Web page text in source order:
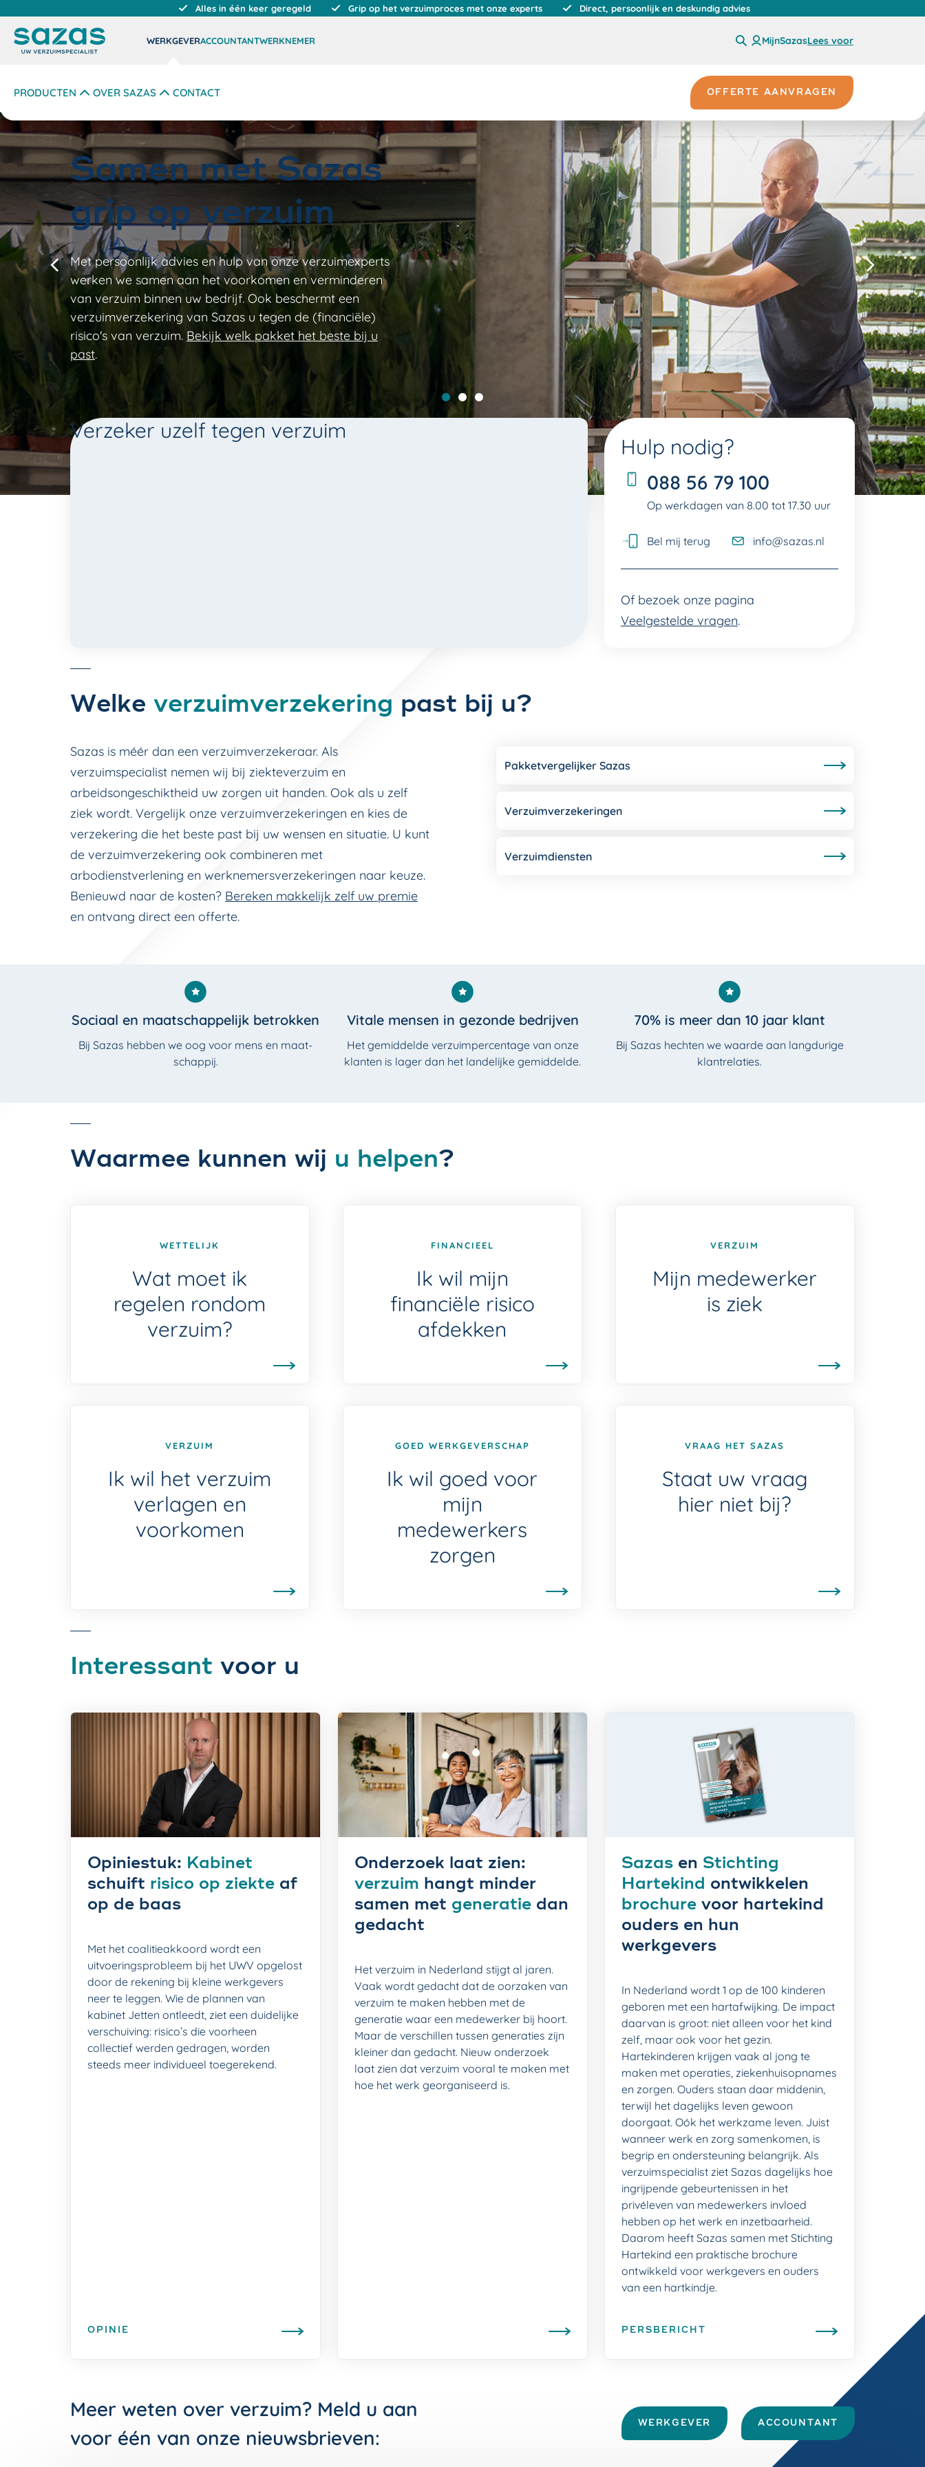
Alles in één keer geregeld Grip op het verzuimproces met onze experts Direct, persoonlijk en deskundig advies
WERKGEVERACCOUNTANTWERKNEMER MijnSazasLees voor
PRODUCTEN OVER SAZAS CONTACT OFFERTE AANVRAGEN
Samen met Sazas
grip op verzuim
Met persoonlijk advies en hulp van onze verzuimexperts
werken we samen aan het voorkomen en verminderen
van verzuim binnen uw bedrijf. Ook beschermt een
verzuimverzekering van Sazas u tegen de (financiële)
risico's van verzuim. Bekijk welk pakket het beste bij u
past.
Vorige Volgende
Slide 0Slide 1Slide 2
Verzeker uzelf tegen verzuim
Hulp nodig?
088 56 79 100
Op werkdagen van 8.00 tot 17.30 uur
Bel mij terug info@sazas.nl
Of bez­oek onze pagina
Veelgestelde vragen.
Welke verzuimverzekering past bij u?
Sazas is méér dan een verzuimverzekeraar. Als
verzuimspecialist nemen wij bij ziekteverzuim en
arbeidsongeschiktheid uw zorgen uit handen. Ook als u zelf
ziek wordt. Vergelijk onze verzuimverzekeringen en kies de
verzekering die het beste past bij uw wensen en situatie. U kunt
de verzuimverzekering ook combineren met
arbodienstverlening en werknemersverzekeringen naar keuze.
Benieuwd naar de kosten? Bereken makkelijk zelf uw premie
en ontvang direct een offerte.
Pakketvergelijker Sazas
Verzuimverzekeringen
Verzuimdiensten
Sociaal en maatschappelijk betrokken
Bij Sazas hebben we oog voor mens en maat­
schappij.
Vitale mensen in gezonde bedrijven
Het gemiddelde verzuimpercentage van onze
klanten is lager dan het landelijke gemiddelde.
70% is meer dan 10 jaar klant
Bij Sazas hechten we waarde aan langdurige
klantrelaties.
Waarmee kunnen wij u helpen?
WETTELIJK
Wat moet ik
regelen rondom
verzuim?
FINANCIEEL
Ik wil mijn
financiële risico
afdekken
VERZUIM
Mijn medewerker
is ziek
VERZUIM
Ik wil het verzuim
verlagen en
voorkomen
GOED WERKGEVERSCHAP
Ik wil goed voor
mijn
medewerkers
zorgen
VRAAG HET SAZAS
Staat uw vraag
hier niet bij?
Interessant voor u
Opiniestuk: Kabinet
schuift risico op ziekte af
op de baas
Met het coalitieakkoord wordt een
uitvoeringsprobleem bij het UWV opgelost
door de rekening bij kleine werkgevers
neer te leggen. Wie de plannen van
kabinet Jetten ontleedt, ziet een duidelijke
verschuiving: risico’s die voorheen
collectief werden gedragen, worden
steeds meer individueel toegerekend.
OPINIE
Onderzoek laat zien:
verzuim hangt minder
samen met generatie dan
gedacht
Het verzuim in Nederland stijgt al jaren.
Vaak wordt gedacht dat de oorzaken van
verzuim te maken hebben met de
generatie waar een medewerker bij hoort.
Maar de verschillen tussen generaties zijn
kleiner dan gedacht. Nieuw onderzoek
laat zien dat verzuim vooral te maken met
hoe het werk georganiseerd is.
Sazas en Stichting
Hartekind ontwikkelen
brochure voor hartekind
ouders en hun
werkgevers
In Nederland wordt 1 op de 100 kinderen
geboren met een hartafwijking. De impact
daarvan is groot: niet alleen voor het kind
zelf, maar ook voor het gezin.
Hartekinderen krijgen vaak al jong te
maken met operaties, ziekenhuisopnames
en zorgen. Ouders staan daar middenin,
terwijl het dagelijks leven gewoon
doorgaat. Oók het werkzame leven. Juist
wanneer werk en zorg samenkomen, is
begrip en ondersteuning belangrijk. Als
verzuimspecialist ziet Sazas dagelijks hoe
ingrijpende gebeurtenissen in het
privéleven van medewerkers invloed
hebben op het werk en inzetbaarheid.
Daarom heeft Sazas samen met Stichting
Hartekind een praktische brochure
ontwikkeld voor werkgevers en ouders
van een hartkindje.
PERSBERICHT
Meer weten over verzuim? Meld u aan
voor één van onze nieuwsbrieven:
WERKGEVER ACCOUNTANT